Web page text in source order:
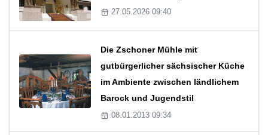
27.05.2026 09:40
Die Zschoner Mühle mit
gutbürgerlicher sächsischer Küche
im Ambiente zwischen ländlichem
Barock und Jugendstil
08.01.2013 09:34